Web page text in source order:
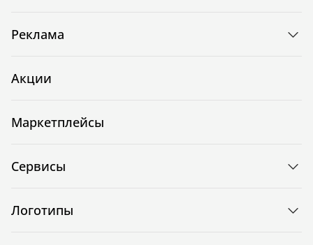
Реклама
Акции
Маркетплейсы
Сервисы
Логотипы